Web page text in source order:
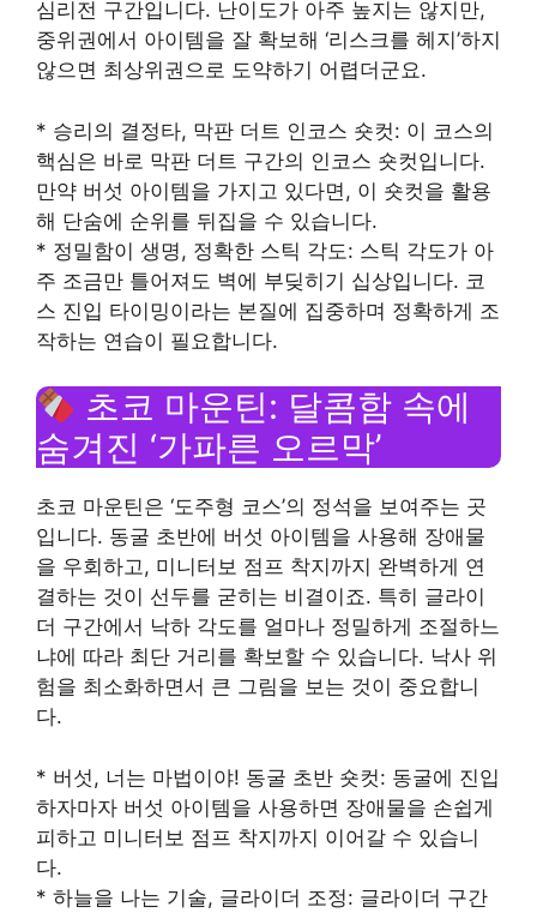
심리전 구간입니다. 난이도가 아주 높지는 않지만,
중위권에서 아이템을 잘 확보해 ‘리스크를 헤지’하지
않으면 최상위권으로 도약하기 어렵더군요.
* 승리의 결정타, 막판 더트 인코스 숏컷: 이 코스의
핵심은 바로 막판 더트 구간의 인코스 숏컷입니다.
만약 버섯 아이템을 가지고 있다면, 이 숏컷을 활용
해 단숨에 순위를 뒤집을 수 있습니다.
* 정밀함이 생명, 정확한 스틱 각도: 스틱 각도가 아
주 조금만 틀어져도 벽에 부딪히기 십상입니다. 코
스 진입 타이밍이라는 본질에 집중하며 정확하게 조
작하는 연습이 필요합니다.
초코 마운틴: 달콤함 속에
숨겨진 ‘가파른 오르막’
초코 마운틴은 ‘도주형 코스’의 정석을 보여주는 곳
입니다. 동굴 초반에 버섯 아이템을 사용해 장애물
을 우회하고, 미니터보 점프 착지까지 완벽하게 연
결하는 것이 선두를 굳히는 비결이죠. 특히 글라이
더 구간에서 낙하 각도를 얼마나 정밀하게 조절하느
냐에 따라 최단 거리를 확보할 수 있습니다. 낙사 위
험을 최소화하면서 큰 그림을 보는 것이 중요합니
다.
* 버섯, 너는 마법이야! 동굴 초반 숏컷: 동굴에 진입
하자마자 버섯 아이템을 사용하면 장애물을 손쉽게
피하고 미니터보 점프 착지까지 이어갈 수 있습니
다.
* 하늘을 나는 기술, 글라이더 조정: 글라이더 구간